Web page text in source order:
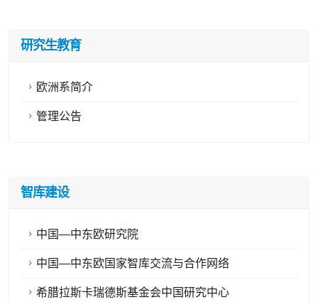
研究生教育
欧洲系简介
管理公告
智库建设
中国—中东欧研究院
中国—中东欧国家智库交流与合作网络
希腊拉斯卡瑞德斯基金会中国研究中心